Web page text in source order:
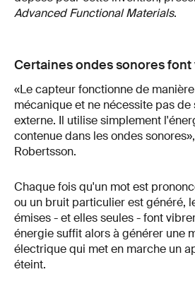
Advanced Functional Materials.
Certaines ondes sonores
«Le capteur fonctionne de
mécanique et ne nécessite pas
externe. Il utilise simplement
contenue dans les ondes
Robertsson.
Chaque fois qu'un mot est
ou un bruit particulier est généré,
émises - et elles seules - font
énergie suffit alors à générer une
électrique qui met en marche un
éteint.